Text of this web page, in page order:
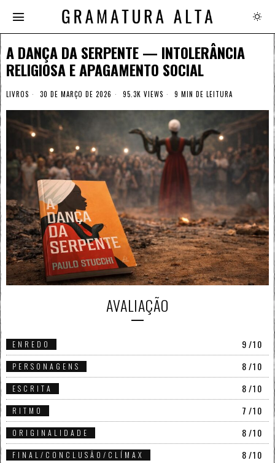
A DANÇA DA SERPENTE — INTOLERÂNCIA
RELIGIOSA E APAGAMENTO SOCIAL
LIVROS 30 DE MARÇO DE 2026 95.3K VIEWS 9 MIN DE LEITURA
AVALIAÇÃO
ENREDO 9/10
PERSONAGENS 8/10
ESCRITA 8/10
RITMO 7 /10
ORIGINALIDADE 8/10
FINAL/CONCLUSÃO/CLÍMAX 8/10